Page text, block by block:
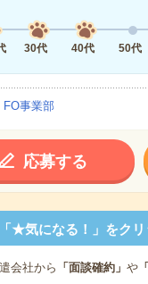
30代 40代 50代
事業部
応募する
★気になる！」をクリ
会社から 「面談確約」 や